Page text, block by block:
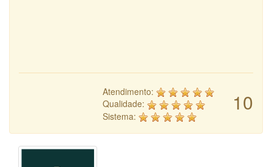
10
Atendimento:
Qualidade:
Sistema: